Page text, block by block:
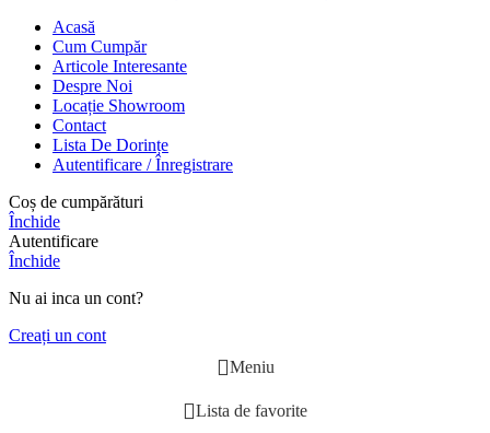
Acasă
Cum Cumpăr
Articole Interesante
Despre Noi
Locație Showroom
Contact
Lista De Dorințe
Autentificare / Înregistrare
Coș de cumpărături
Închide
Autentificare
Închide
Nu ai inca un cont?
Creați un cont
Meniu
Lista de favorite